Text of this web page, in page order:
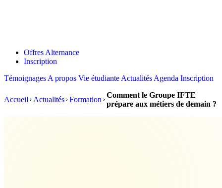
Offres Alternance
Inscription
Témoignages A propos Vie étudiante Actualités Agenda Inscription
Accueil Actualités Formation
Comment le Groupe IFTE
prépare aux métiers de demain ?